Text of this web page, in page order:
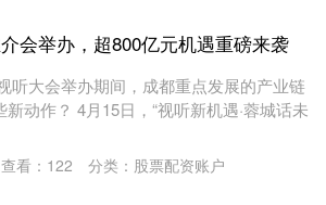
会举办，超800亿元机遇重磅来袭
听大会举办期间，成都重点发展的产业链
动作？ 4月15日，“视听新机遇·蓉城话未
查看： 122 分类： 股票配资账户